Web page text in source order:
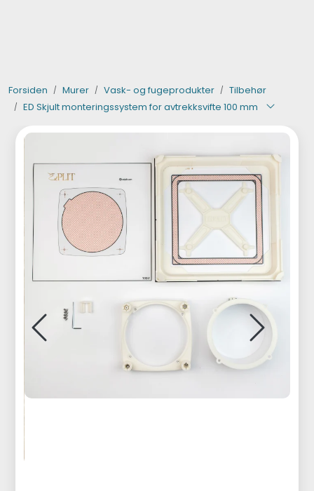
Forsiden Murer Vask- og fugeprodukter
Tilbehør
ED Skjult monteringssystem for avtrekksvifte 100 mm
Steinpleie
Byggevarer
Fliser
Varemerker